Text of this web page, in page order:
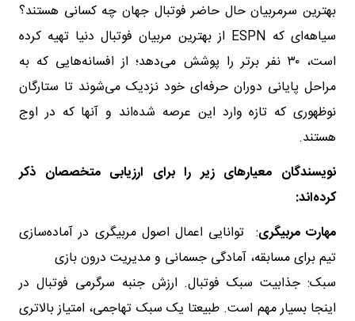
بهترین سرمربیان حال حاضر فوتبال جهان چه کسانی هستند؟
سیاهه‌ای که ESPN از بهترین‌ مربیان فوتبال دنیا تهیه کرده
است، ۳۰ نفر برتر را پوشش می‌دهد؛ از افسانه‌هایی که به
مراحل پایانی دوران حرفه‌ای خود نزدیک می‌شوند تا ستارگان
نوظهوری که تازه وارد این عرصه شده‌اند و آنها که در اوج
هستند.
نویسندگان معیارهای زیر را برای ارزیابی متخصصان ذکر
کرده‌اند:
مهارت مربیگری: توانایی اعمال اصول مربیگری در آماده‌سازی
تیم برای مسابقه، آمادگی جسمانی و مدیریت درون بازی
سبک: جذابیت سبک فوتبال. ارزش جنبه سرگرمی فوتبال در
اینجا بسیار مهم است. طبیعتا یک سبک تهاجمی، امتیاز بالاتری